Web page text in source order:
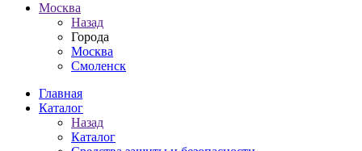
Москва
Назад
Города
Москва
Смоленск
Главная
Каталог
Назад
Каталог